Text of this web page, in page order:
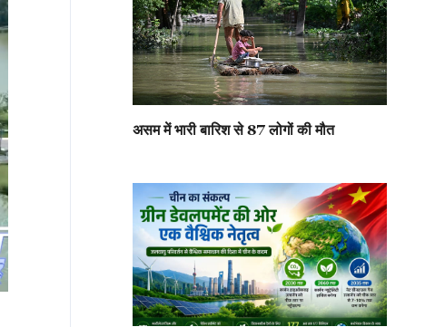
असम में भारी बारिश से 87 लोगों की मौत